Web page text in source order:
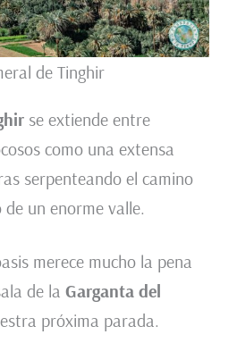
de Tinghir
se extiende entre
como una extensa
serpenteando el camino
un enorme valle.
merece mucho la pena
de la Garganta del
próxima parada.